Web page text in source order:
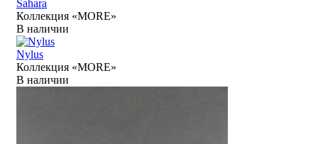
Sahara
Коллекция «MORE»
В наличии
Nylus
Коллекция «MORE»
В наличии